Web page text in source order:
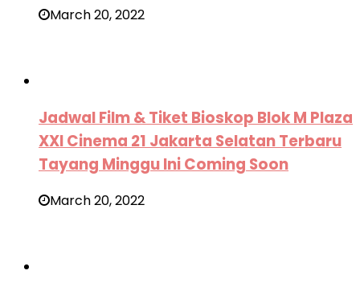
March 20, 2022
Jadwal Film & Tiket Bioskop Blok M Plaza
XXI Cinema 21 Jakarta Selatan Terbaru
Tayang Minggu Ini Coming Soon
March 20, 2022